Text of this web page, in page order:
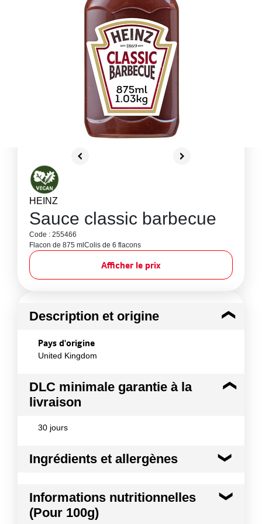
HEINZ
Sauce classic barbecue
Code : 255466
Flacon de 875 ml Colis de 6 flacons
Afficher le prix
Description et origine
Pays d'origine
United Kingdom
DLC minimale garantie à la
livraison
30 jours
Ingrédients et allergènes
Purée de tomates, vinaigre d'alcool, sucre, mélasse,
eau, sel, épices, amidon modifié, épaississants
Informations nutritionnelles
(Pour 100g)